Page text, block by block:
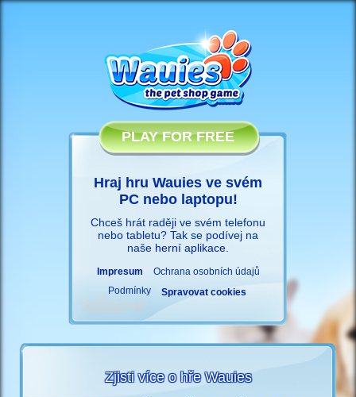
PLAY FOR FREE
Hraj hru Wauies ve svém
PC nebo laptopu!
Chceš hrát raději ve svém telefonu
nebo tabletu? Tak se podívej na
naše herní aplikace
Impresum
Ochrana osobních údajů
Podmínky
Spravovat cookies
Zjisti více o hře Wauies